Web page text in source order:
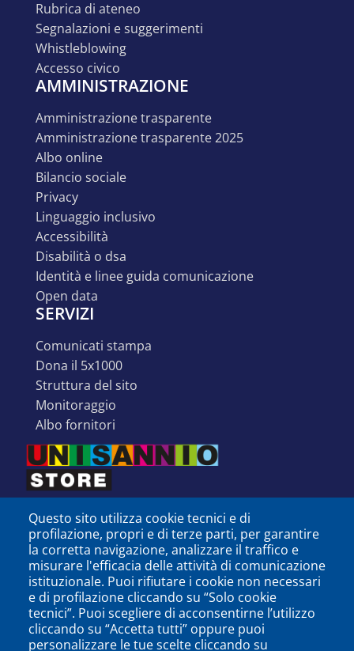
rubrica di ateneo
segnalazioni e suggerimenti
whistleblowing
accesso civico
AMMINISTRAZIONE
amministrazione trasparente
amministrazione trasparente 2025
albo online
bilancio sociale
privacy
linguaggio inclusivo
accessibilità
disabilità o dsa
identità e linee guida comunicazione
open data
SERVIZI
comunicati stampa
dona il 5x1000
struttura del sito
monitoraggio
albo fornitori
Questo sito utilizza cookie tecnici e di
profilazione, propri e di terze parti, per garantire
la corretta navigazione, analizzare il traffico e
misurare l'efficacia delle attività di comunicazione
istituzionale. Puoi rifiutare i cookie non necessari
e di profilazione cliccando su “Solo cookie
tecnici”. Puoi scegliere di acconsentirne l’utilizzo
cliccando su “Accetta tutti” oppure puoi
personalizzare le tue scelte cliccando su